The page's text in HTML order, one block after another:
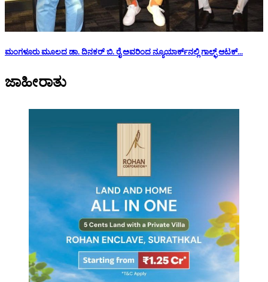
ಮಂಗಳೂರು ಮೂಲದ ಡಾ. ದಿನಕರ್ ಬಿ. ರೈ ಅವರಿಂದ ನ್ಯೂಯಾರ್ಕ್‌ನಲ್ಲಿ ಗಾಲ್ಫ್ ಆಟಕ್...
ಜಾಹೀರಾತು